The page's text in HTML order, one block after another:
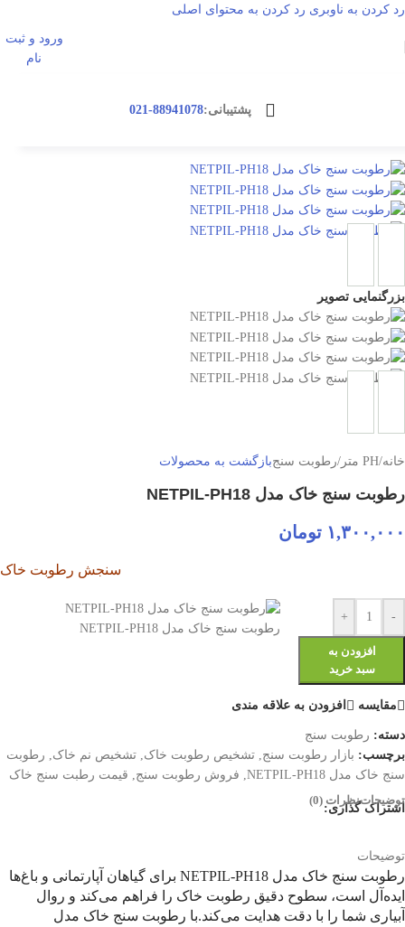
رد کردن به ناوبری رد کردن به محتوای اصلی
ورود و ثبت
نام
ورود / ثبت
پشتیبانی:88941078-021
بزرگنمایی تصویر
خانه/PH متر /رطوبت سنجبازگشت به محصولات
رطوبت سنج خاک مدل NETPIL-PH18
۱,۳۰۰,۰۰۰ تومان
سنجش رطوبت خاک
رطوبت سنج خاک مدل NETPIL-PH18
-
+
افزودن به
سبد خرید
مقایسه افزودن به علاقه مندی
دسته: رطوبت سنج
برچسب: بازار رطوبت سنج, تشخیص رطوبت خاک, تشخیص نم خاک, رطوبت
سنج خاک مدل NETPIL-PH18
, فروش رطوبت سنج, قیمت رطبت سنج خاک
اشتراک گذاری:
توضیحاتنظرات (0)
توضیحات
رطوبت سنج خاک مدل NETPIL-PH18 برای گیاهان آپارتمانی و باغ‌ها
ایده‌آل است، سطوح دقیق رطوبت خاک را فراهم می‌کند و روال
آبیاری شما را با دقت هدایت می‌کند.با رطوبت سنج خاک مدل